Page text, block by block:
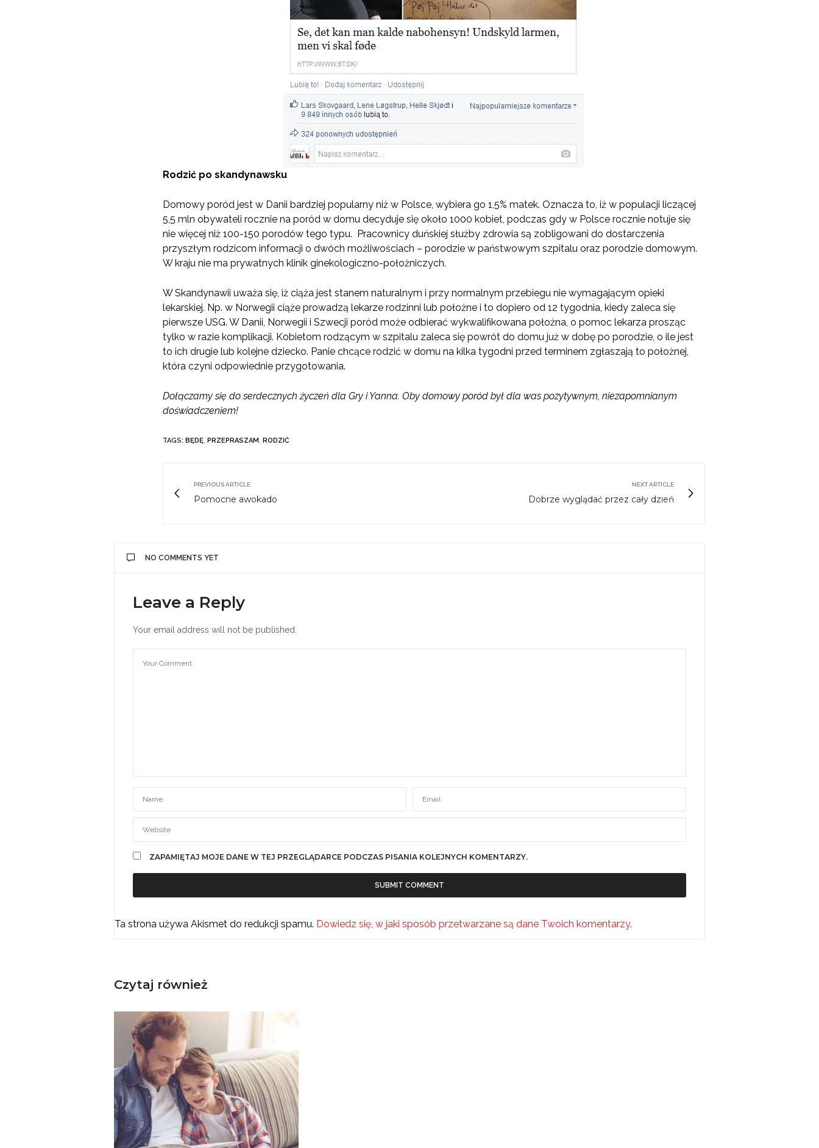
Rodzić po skandynawsku
Domowy poród jest w Danii bardziej popularny niż w Polsce, wybiera go 1,5% matek. Oznacza to, iż w populacji liczącej
5,5 mln obywateli rocznie na poród w domu decyduje się około 1000 kobiet, podczas gdy w Polsce rocznie notuje się
nie więcej niż 100-150 porodów tego typu. Pracownicy duńskiej służby zdrowia są zobligowani do dostarczenia
przyszłym rodzicom informacji o dwóch możliwościach – porodzie w państwowym szpitalu oraz porodzie domowym.
W kraju nie ma prywatnych klinik ginekologiczno-położniczych.
W Skandynawii uważa się, iż ciąża jest stanem naturalnym i przy normalnym przebiegu nie wymagającym opieki
lekarskiej. Np. w Norwegii ciąże prowadzą lekarze rodzinni lub położne i to dopiero od 12 tygodnia, kiedy zaleca się
pierwsze USG. W Danii, Norwegii i Szwecji poród może odbierać wykwalifikowana położna, o pomoc lekarza prosząc
tylko w razie komplikacji. Kobietom rodzącym w szpitalu zaleca się powrót do domu już w dobę po porodzie, o ile jest
to ich drugie lub kolejne dziecko. Panie chcące rodzić w domu na kilka tygodni przed terminem zgłaszają to położnej,
która czyni odpowiednie przygotowania.
Dołączamy się do serdecznych życzeń dla Gry i Yanna. Oby domowy poród był dla was pozytywnym, niezapomnianym
doświadczeniem!
TAGS: BĘDĘ, PRZEPRASZAM, RODZIĆ
PREVIOUS ARTICLE
Pomocne awokado
NEXT ARTICLE
Dobrze wyglądać przez cały dzień
NO COMMENTS YET
Leave a Reply
Your email address will not be published.
ZAPAMIĘTAJ MOJE DANE W TEJ PRZEGLĄDARCE PODCZAS PISANIA KOLEJNYCH KOMENTARZY.
Ta strona używa Akismet do redukcji spamu. Dowiedz się, w jaki sposób przetwarzane są dane Twoich komentarzy.
Czytaj również